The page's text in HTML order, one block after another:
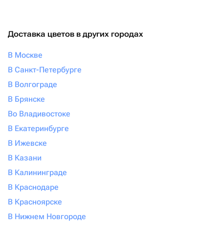
Доставка цветов в других городах
В Москве
В Санкт-Петербурге
В Волгограде
В Брянске
Во Владивостоке
В Екатеринбурге
В Ижевске
В Казани
В Калининграде
В Краснодаре
В Красноярске
В Нижнем Новгороде